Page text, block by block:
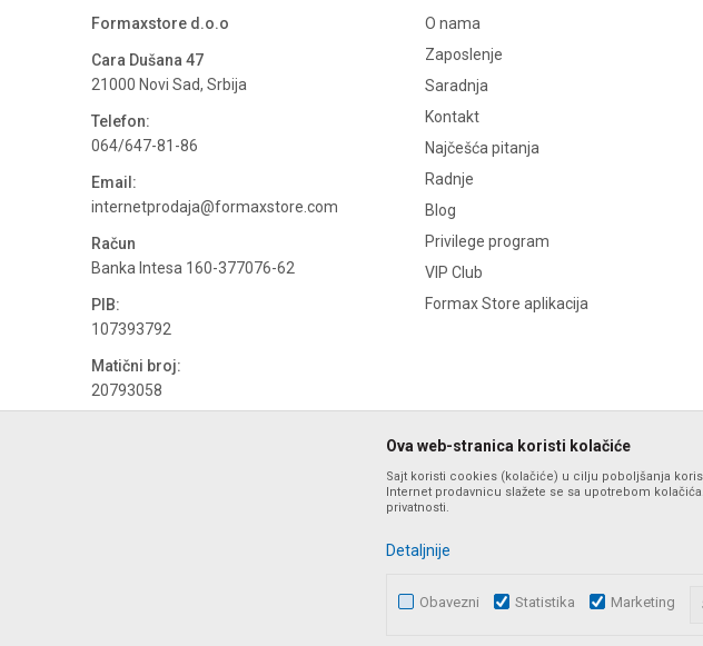
Formaxstore d.o.o
Cara Dušana 47
21000 Novi Sad, Srbija
Telefon:
064/647-81-86
Email:
internetprodaja@formaxstore.com
Račun
Banka Intesa 160-377076-62
PIB:
107393792
Matični broj:
20793058
O nama
Zaposlenje
Saradnja
Kontakt
Najčešća pitanja
Radnje
Blog
Privilege program
VIP Club
Formax Store aplikacija
Nastojimo da budemo što precizniji u opisu proizvoda, prikazu slika i samih cena, ali ne
ponude i ne podrazumeva da su dostupni u svakom trenutku.
Ova web-stranica koristi kolačiće
Sajt koristi cookies (kolačiće) u cilju poboljšanja
Internet prodavnicu slažete se sa upotrebom
privatnosti.
Detaljnije
Obavezni Statistika Marketing